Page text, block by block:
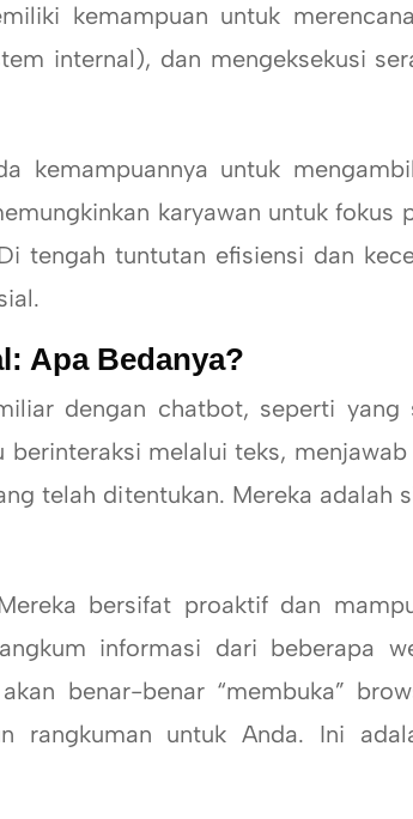
kemampuan untuk
internal), dan mengeksekusi
untuk
karyawan untuk fokus
tengah tuntutan efisiensi dan
Apa Bedanya?
dengan chatbot, seperti yang
melalui teks,
telah ditentukan. Mereka adalah
bersifat proaktif dan mampu
informasi dari beberapa
benar-benar “membuka”
rangkuman untuk Anda. Ini